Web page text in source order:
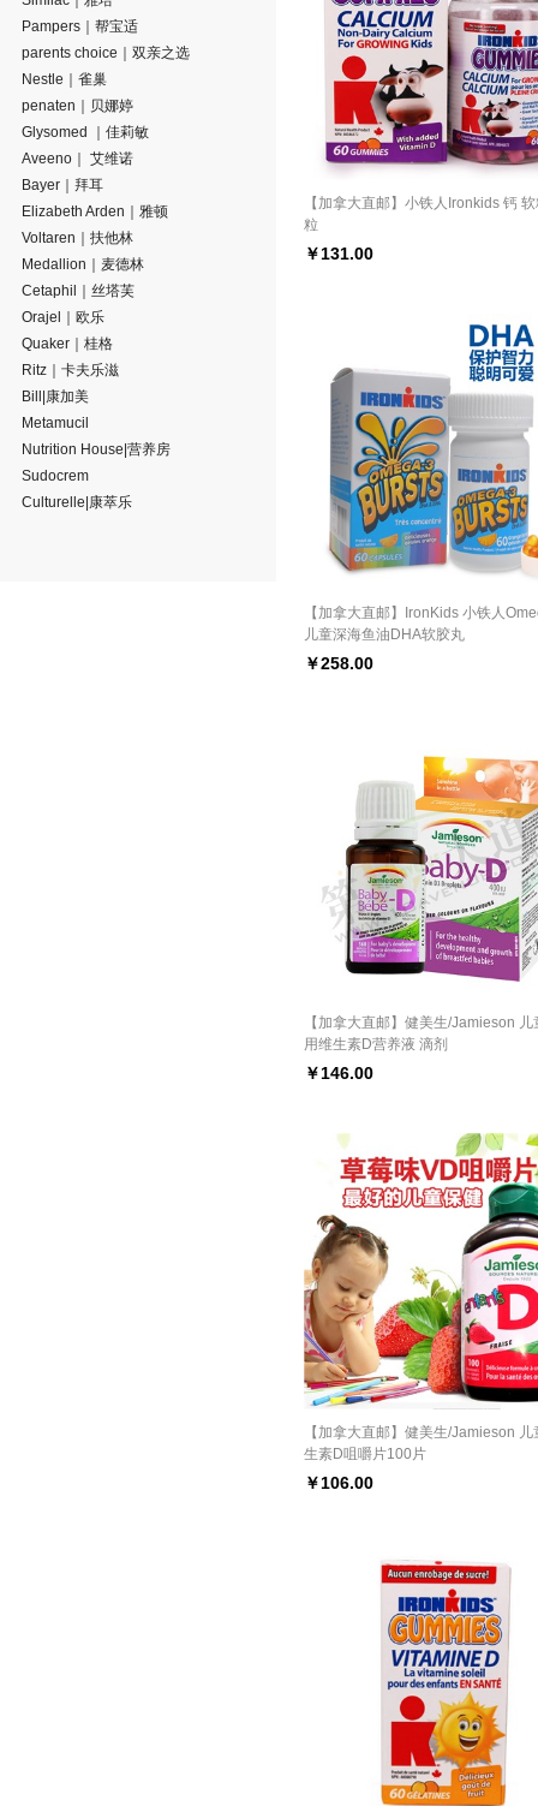
【加拿大直邮】小铁人Ironkids 钙
粒
￥131.00
【加拿大直邮】IronKids 小铁人
儿童深海鱼油DHA软胶丸
￥258.00
【加拿大直邮】健美生/Jamieson 儿
用维生素D营养液 滴剂
￥146.00
【加拿大直邮】健美生/Jamieson 儿
生素D咀嚼片100片
￥106.00
Pampers｜帮宝适
parents choice｜双亲之选
Nestle｜雀巢
penaten｜贝娜婷
Glysomed ｜佳莉敏
Aveeno｜ 艾维诺
Bayer｜拜耳
Elizabeth Arden｜雅顿
Voltaren｜扶他林
Medallion｜麦德林
Cetaphil｜丝塔芙
Orajel｜欧乐
Quaker｜桂格
Ritz｜卡夫乐滋
Bill|康加美
Metamucil
Nutrition House|营养房
Sudocrem
Culturelle|康萃乐